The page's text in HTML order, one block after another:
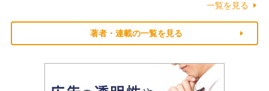
一覧を見る
著者・連載の一覧を見る